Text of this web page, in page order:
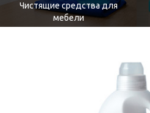
Чистящие средства для
мебели